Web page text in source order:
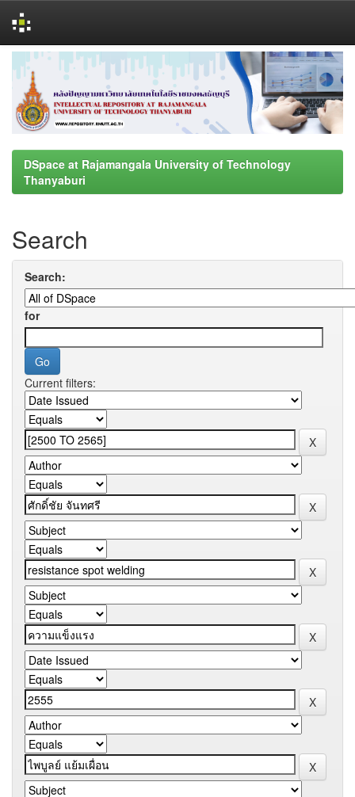
navigation
DSpace at Rajamangala University of Technology
Thanyaburi
Search
Search:
for
Current filters: